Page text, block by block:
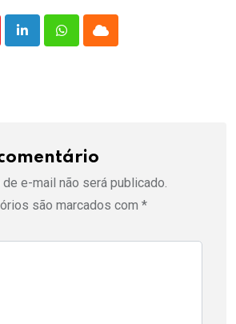
LinkedInWhatsappCloud
e-mail não será publicado.
são marcados com *